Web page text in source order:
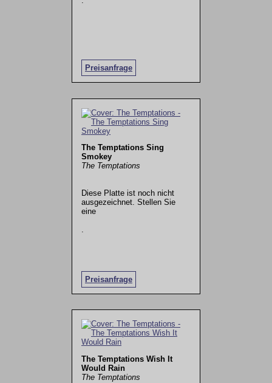
Preisanfrage
The Temptations Sing
Smokey
The Temptations
Diese Platte ist noch nicht
ausgezeichnet. Stellen Sie
eine
Preisanfrage
.
The Temptations Wish It
Would Rain
The Temptations